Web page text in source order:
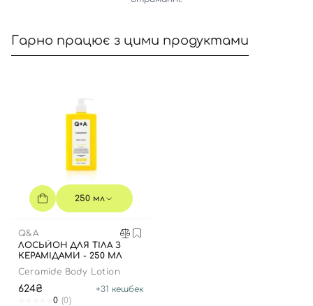
Гарно працює з цими продуктами
250 мл
Q&A
ЛОСЬЙОН ДЛЯ ТІЛА З
КЕРАМІДАМИ - 250 МЛ
Ceramide Body Lotion
624₴ +31 кешбек
0 (0)
Вхід
Номер телефону
приймаєте умови
Угоди користувача